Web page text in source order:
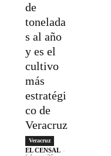
de
tonelada
s al año
y es el
cultivo
más
estratégi
co de
Veracruz
Veracruz
EL CENSAL -